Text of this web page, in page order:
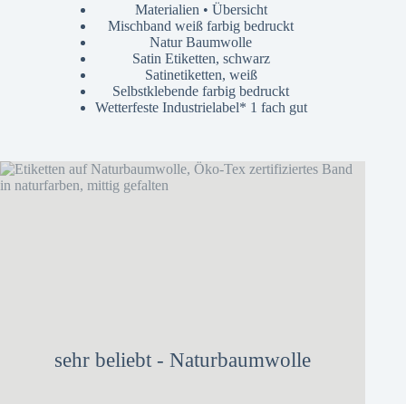
Materialien • Übersicht
Mischband weiß farbig bedruckt
Natur Baumwolle
Satin Etiketten, schwarz
Satinetiketten, weiß
Selbstklebende farbig bedruckt
Wetterfeste Industrielabel* 1 fach gut
sehr beliebt - Naturbaumwolle